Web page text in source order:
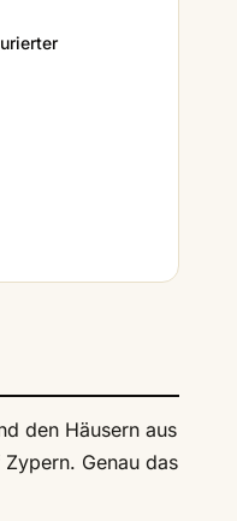
den Häusern aus
Genau das